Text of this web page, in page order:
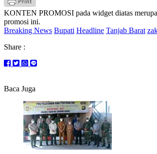
KONTEN PROMOSI pada widget diatas
promosi ini.
Breaking News Bupati Headline Tanjab Barat
Share :
Baca Juga